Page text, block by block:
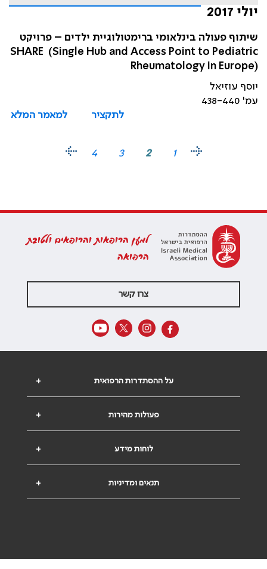
יולי 2017
שיתוף פעולה בינלאומי ברימטולוגיית ילדים – פרויקט
SHARE (Single Hub and Access Point to Pediatric
Rheumatology in Europe)
יוסף עוזיאל
עמ' 438-440
לתקציר
למאמר המלא
1
2
3
4
למען הרופאות והרופאים ולטובת
הרפואה
צרו קשר
+ על ההסתדרות הרפואית
+ פעולות מהירות
+ לוחות מידע
+ תנאים ומדיניות